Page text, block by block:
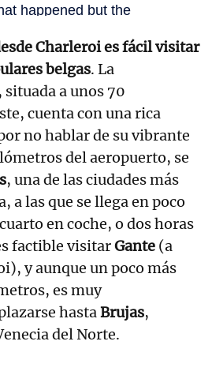
Charleroi es fácil visitar
belgas. La
situada a unos 70
cuenta con una rica
no hablar de su vibrante
del aeropuerto, se
, una de las ciudades más
a las que se llega en poco
en coche, o dos horas
factible visitarGante (a
y aunque un poco más
es muy
hastaBrujas,
del Norte.